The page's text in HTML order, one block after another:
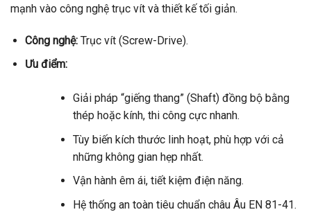
mạnh vào công nghệ trục vít và thiết kế tối giản.
Công nghệ:Trục vít (Screw-Drive).
Ưu điểm:
Giải pháp “giếng thang” (Shaft) đồng bộ bằng
thép hoặc kính, thi công cực nhanh.
Tùy biến kích thước linh hoạt, phù hợp với cả
những không gian hẹp nhất.
Vận hành êm ái, tiết kiệm điện năng.
Hệ thống an toàn tiêu chuẩn châu Âu EN 81-41.